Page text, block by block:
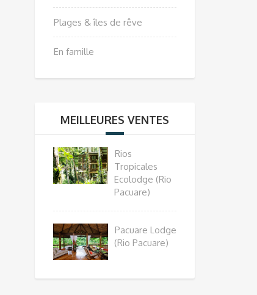
Plages & îles de rêve
En famille
MEILLEURES VENTES
Rios
Tropicales
Ecolodge (Rio
Pacuare)
Pacuare Lodge
(Rio Pacuare)